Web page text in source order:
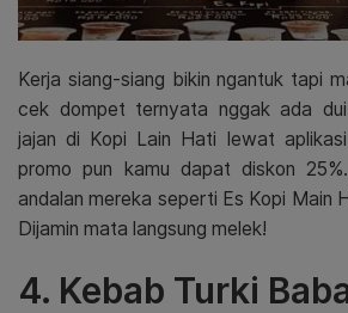
Kerja siang-siang bikin ngantuk tapi
cek dompet ternyata nggak ada
jajan di Kopi Lain Hati lewat
promo pun kamu dapat diskon
andalan mereka seperti Es Kopi Main
Dijamin mata langsung melek!
4. Kebab Turki